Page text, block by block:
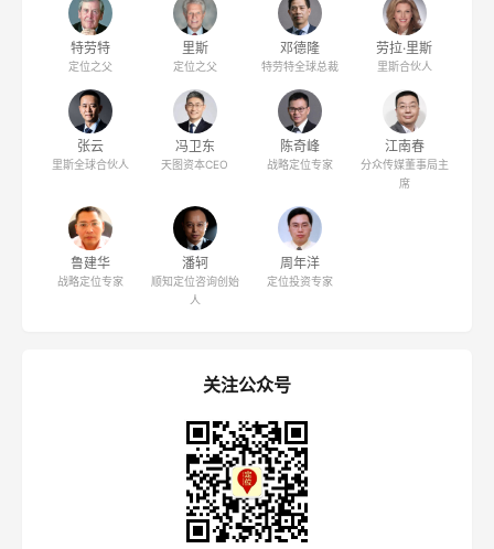
特劳特
定位之父
里斯
定位之父
邓德隆
特劳特全球总裁
劳拉·里斯
里斯合伙人
张云
里斯全球合伙人
冯卫东
天图资本CEO
陈奇峰
战略定位专家
江南春
分众传媒董事局主
席
鲁建华
战略定位专家
潘轲
顺知定位咨询创始
人
周年洋
定位投资专家
关注公众号